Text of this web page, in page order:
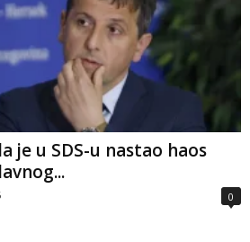
je u SDS-u nastao haos
0